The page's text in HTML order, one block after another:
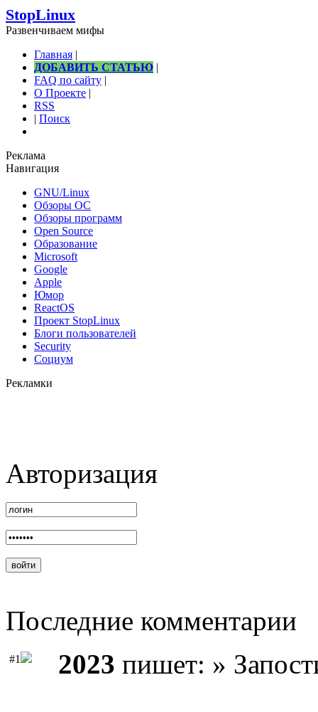
StopLinux
Развенчиваем мифы
Главная |
ДОБАВИТЬ СТАТЬЮ |
FAQ по сайту |
О Проекте |
RSS
| Поиск
Реклама
Навигация
GNU/Linux
Обзоры ОС
Обзоры программ
Open Source
Образование
Microsoft
Google
Apple
Юмор
ReactOS
Проект StopLinux
Блоги пользователей
Security
Социум
Рекламки
Авторизация
Последние комментарии
#1 2023 пишет: »